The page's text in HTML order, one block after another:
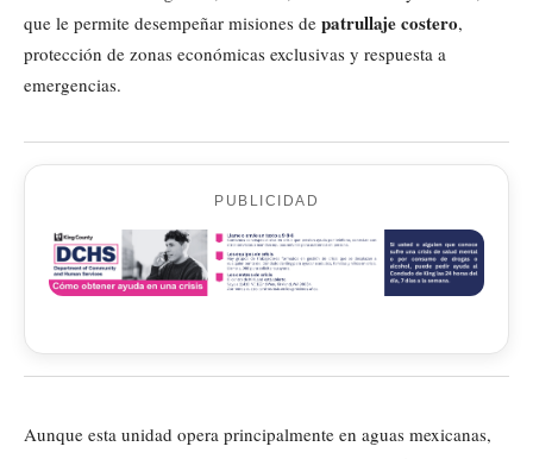
que le permite desempeñar misiones de patrullaje costero,
protección de zonas económicas exclusivas y respuesta a
emergencias.
PUBLICIDAD
Aunque esta unidad opera principalmente en aguas mexicanas,